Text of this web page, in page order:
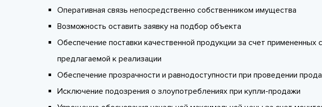
Оперативная связь непосредственно собственником имущества
Возможность оставить заявку на подбор объекта
Обеспечение поставки качественной продукции за счет
предлагаемой к реализации
Обеспечение прозрачности и равнодоступности при проведении
Исключение подозрения о злоупотреблениях при купли-продажи